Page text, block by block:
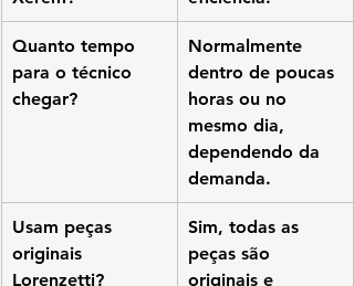
Quanto tempo
para o técnico
chegar?
Normalmente
dentro de poucas
horas ou no
mesmo dia,
dependendo da
demanda.
Usam peças
originais
Lorenzetti?
Sim, todas as
peças são
originais e